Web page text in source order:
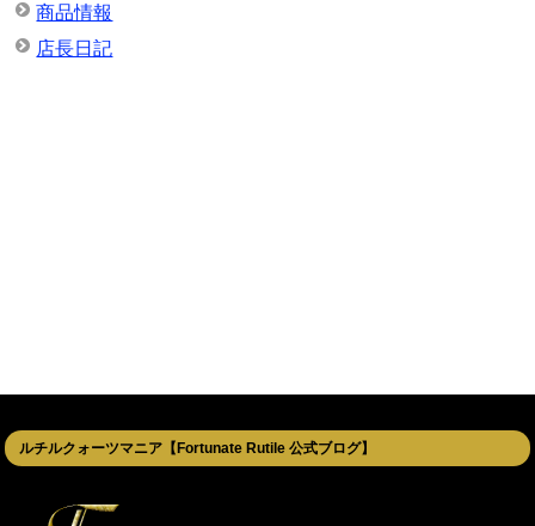
商品情報
店長日記
ルチルクォーツマニア【Fortunate Rutile 公式ブログ】